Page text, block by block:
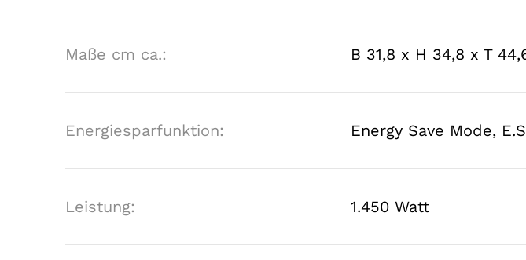
Maße cm ca.: B 31,8 x H 34,8 x T
Energiesparfunktion: Energy Save Mode,
Leistung: 1.450 Watt